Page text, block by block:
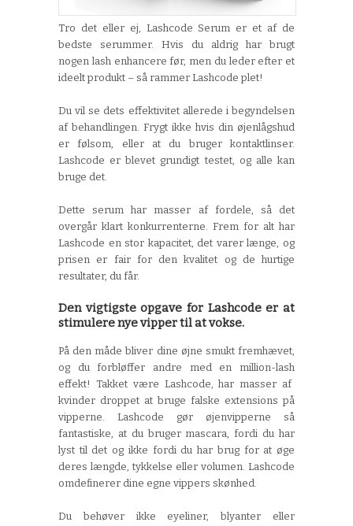
Tro det eller ej, Lashcode Serum er et af de
bedste serummer. Hvis du aldrig har brugt
nogen lash enhancere før, men du leder efter et
ideelt produkt – så rammer Lashcode plet!
Du vil se dets effektivitet allerede i begyndelsen
af behandlingen. Frygt ikke hvis din øjenlågshud
er følsom, eller at du bruger kontaktlinser.
Lashcode er blevet grundigt testet, og alle kan
bruge det.
Dette serum har masser af fordele, så det
overgår klart konkurrenterne. Frem for alt har
Lashcode en stor kapacitet, det varer længe, og
prisen er fair for den kvalitet og de hurtige
resultater, du får.
Den vigtigste opgave for Lashcodeer at
stimulere nye vipper til at vokse.
På den måde bliver dine øjne smukt fremhævet,
og du forbløffer andre med en million-lash
effekt! Takket være Lashcode, har masser af
kvinder droppet at bruge falske extensions på
vipperne. Lashcode gør øjenvipperne så
fantastiske, at du bruger mascara, fordi du har
lyst til det og ikke fordi duhar brug for at øge
deres længde, tykkelse eller volumen. Lashcode
omdefinerer dine egne vippers skønhed.
Du behøver ikke eyeliner, blyanter eller